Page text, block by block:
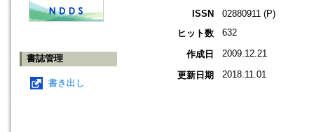
書誌管理
書き出し
ISSN
02880911 (P)
ヒット数
632
作成日 2009.12.21
更新日期 2018.11.01